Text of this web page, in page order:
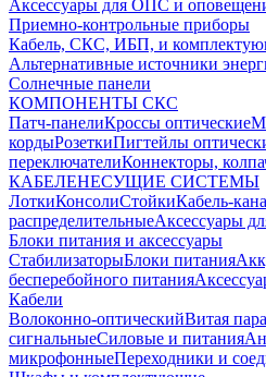
Аксессуары для ОПС и
Приемно-контрольные приборы
Кабель, СКС, ИБП, и
Альтернативные источники
Солнечные панели
КОМПОНЕНТЫ СКС
Патч-панелиКроссы оптические
кордыРозеткиПигтейлы
переключателиКоннекторы,
КАБЕЛЕНЕСУЩИЕ СИСТЕМЫ
ЛоткиКонсолиСтойкиКабель-
распределительныеАксессуары
Блоки питания и аксессуары
СтабилизаторыБлоки питания
бесперебойного питания
Кабели
Волоконно-оптическийВитая
сигнальныеСиловые и питания
микрофонныеПереходники и